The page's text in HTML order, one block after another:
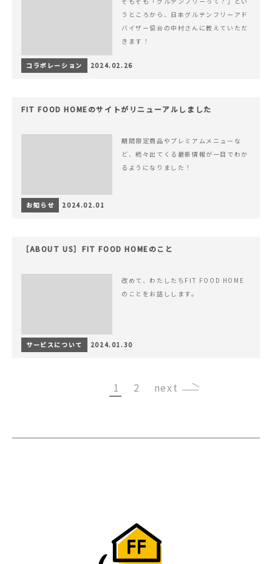
うところから、日本グルテンフリーアド
バイザー協会の中村さんに教えていただ
きます！
コラボレーション 2024.02.26
FIT FOOD HOMEのサイトがリニューアルしました
期間限定商品やプレミアムメニューな
ど、続々出てくる最新情報が一目でわか
るようになりました！
お知らせ 2024.02.01
［ABOUT US］FIT FOOD HOMEのこと
改めて、わたしたちFIT FOOD HOME
のことをお話しします。
サービスについて 2024.01.30
1 2 ›